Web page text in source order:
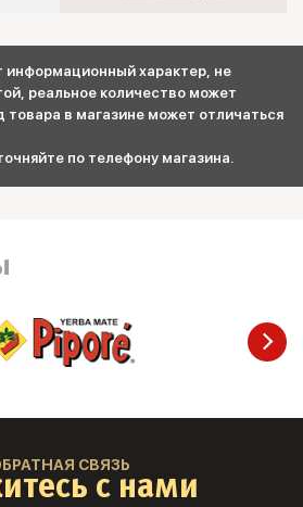
информационный характер, не
реальное количество может
товара в магазине может отличаться
по телефону магазина.
СВЯЗЬ
с нами